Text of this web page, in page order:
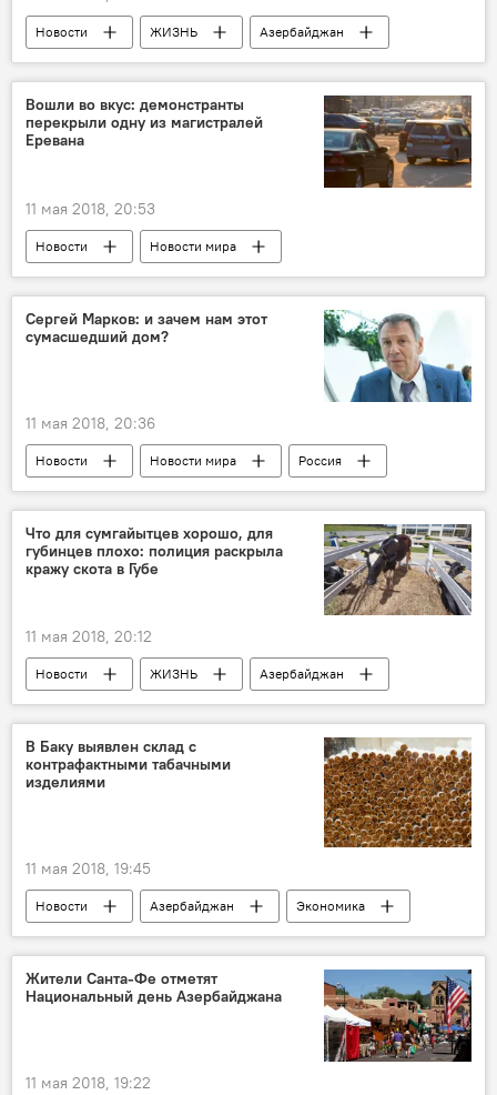
Новости ЖИЗНЬ
Азербайджан
Учебный год 2018/2019
Вошли во вкус: демонстранты
перекрыли одну из магистралей
Еревана
11 мая 2018, 20:53
Новости Новости мира
Сергей Марков: и зачем нам этот
сумасшедший дом?
11 мая 2018, 20:36
Новости Новости мира
Россия
Сергей Марков
США
Выход
Ядерная сделка
Ядерная реакция: какая судьба ждет сделку с Ираном
Что для сумгайытцев хорошо, для
губинцев плохо: полиция раскрыла
кражу скота в Губе
11 мая 2018, 20:12
Новости ЖИЗНЬ
Азербайджан
Происшествия
В Баку выявлен склад с
контрафактными табачными
изделиями
11 мая 2018, 19:45
Новости Азербайджан Экономика
Жители Санта-Фе отметят
Национальный день Азербайджана
11 мая 2018, 19:22